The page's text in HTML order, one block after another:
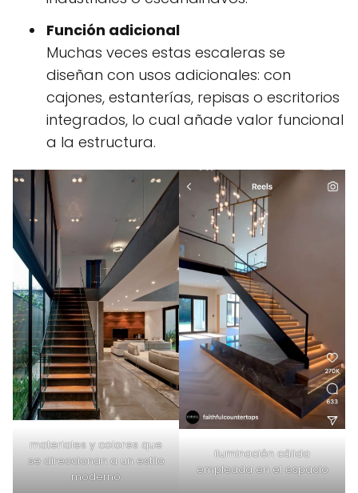
Función adicional
Muchas veces estas escaleras se
diseñan con usos adicionales: con
cajones, estanterías, repisas o escritorios
integrados, lo cual añade valor funcional
a la estructura.
materiales y colores que
se direccionan a un estilo
moderno
iluminación cálida
empleada en el espacio